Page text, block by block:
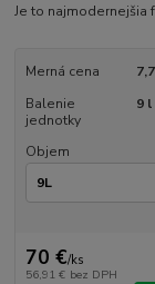
Je to najmodernejšia
Merná cena
Balenie
jednotky
9 l
Objem
70 €/ks
56,91 € bez DPH